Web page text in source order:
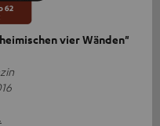
vier Wänden"